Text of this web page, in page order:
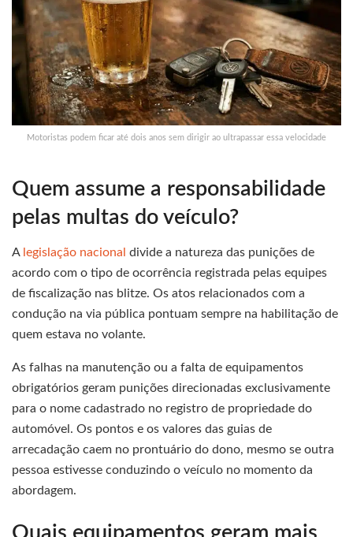
Motoristas podem ficar até dois anos sem dirigir ao ultrapassar essa velocidade
Quem assume a responsabilidade
pelas multas do veículo?
A legislação nacional divide a natureza das punições de
acordo com o tipo de ocorrência registrada pelas equipes
de fiscalização nas blitze. Os atos relacionados com a
condução na via pública pontuam sempre na habilitação de
quem estava no volante.
As falhas na manutenção ou a falta de equipamentos
obrigatórios geram punições direcionadas exclusivamente
para o nome cadastrado no registro de propriedade do
automóvel. Os pontos e os valores das guias de
arrecadação caem no prontuário do dono, mesmo se outra
pessoa estivesse conduzindo o veículo no momento da
abordagem.
Quais equipamentos geram mais